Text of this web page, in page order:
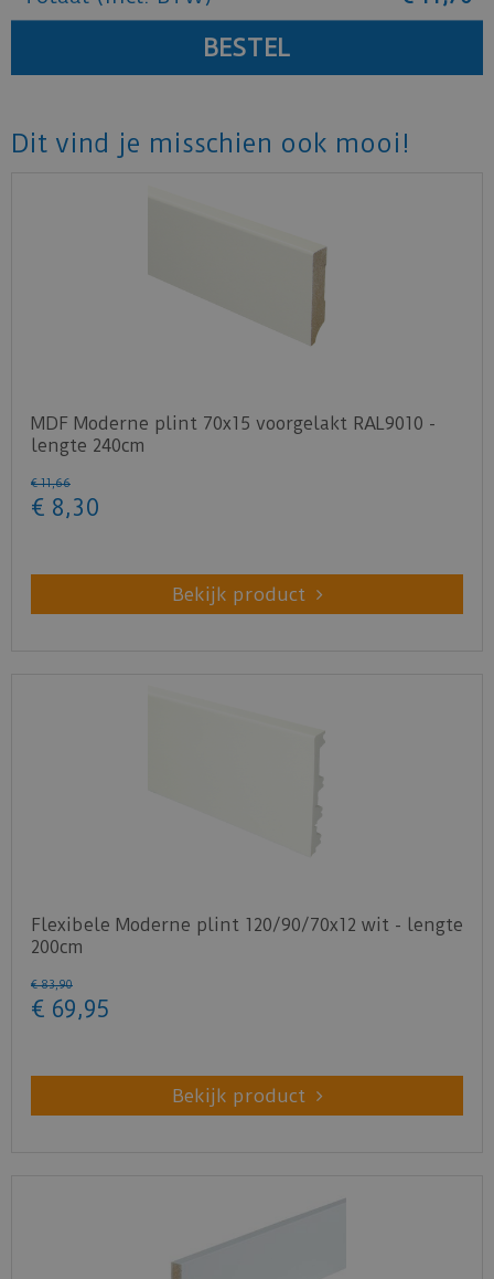
Dit vind je misschien ook mooi!
MDF Moderne plint 70x15 voorgelakt RAL9010 -
lengte 240cm
€ 11,66
€ 8,30
Bekijk product
Flexibele Moderne plint 120/90/70x12 wit - lengte
200cm
€ 83,90
€ 69,95
Bekijk product